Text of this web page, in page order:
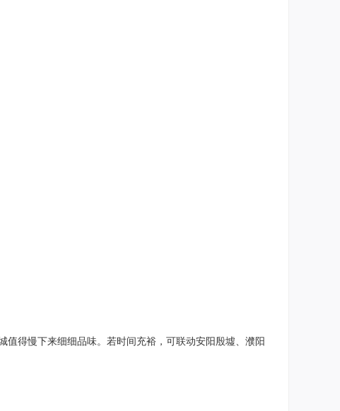
得慢下来细细品味。若时间充裕，可联动安阳殷墟、濮阳